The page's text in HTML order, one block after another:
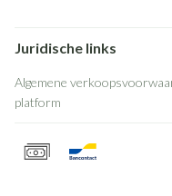
Juridische links
Algemene
platform